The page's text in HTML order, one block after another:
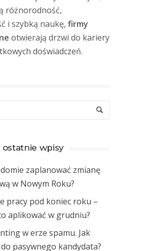
różnorodność,
i szybką naukę, firmy
otwierają drzwi do kariery
doświadczeń.
ostatnie wpisy
zaplanować zmianę
w Nowym Roku?
pracy pod koniec roku –
aplikować w grudniu?
w erze spamu. Jak
pasywnego kandydata?